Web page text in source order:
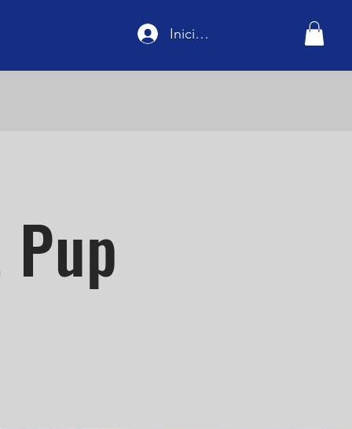
Iniciar sesión